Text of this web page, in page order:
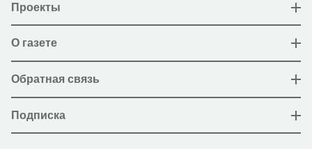
Проекты
О газете
Обратная связь
Подписка